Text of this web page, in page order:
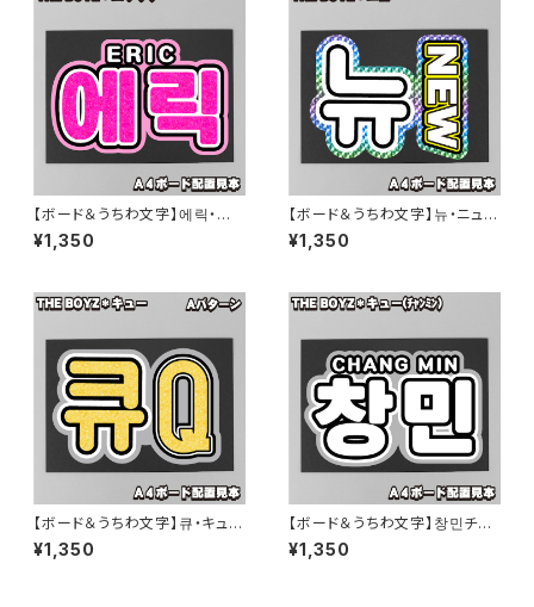
【ボード＆うちわ文字】에릭・エリ
ック①ERIC 即納 【THE BOY
Z】
¥1,350
【ボード＆うちわ文字】뉴・ニュー
③NEW 即納 【THE BOYZ】
¥1,350
【ボード＆うちわ文字】큐・キュー
① 即納 【THE BOYZ】
¥1,350
【ボード＆うちわ文字】창민チャ
ンミン・キュー큐① 即納 【THE
BOYZ】
¥1,350